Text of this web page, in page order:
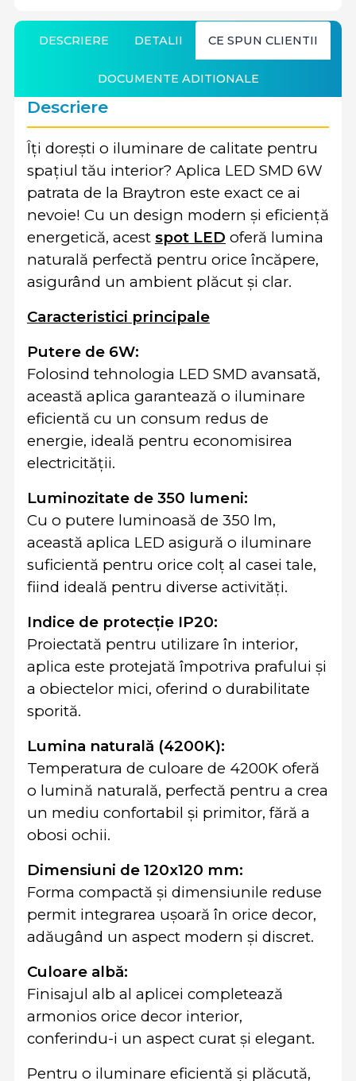
DESCRIERE DETALII CE SPUN CLIENTII
DOCUMENTE ADITIONALE
Descriere
Îți dorești o iluminare de calitate pentru
spațiul tău interior? Aplica LED SMD 6W
patrata de la Braytron este exact ce ai
nevoie! Cu un design modern și eficiență
energetică, acest spot LED oferă lumina
naturală perfectă pentru orice încăpere,
asigurând un ambient plăcut și clar.
Caracteristici principale
Putere de 6W:
Folosind tehnologia LED SMD avansată,
această aplica garantează o iluminare
eficientă cu un consum redus de
energie, ideală pentru economisirea
electricității.
Luminozitate de 350 lumeni:
Cu o putere luminoasă de 350 lm,
această aplica LED asigură o iluminare
suficientă pentru orice colț al casei tale,
fiind ideală pentru diverse activități.
Indice de protecție IP20:
Proiectată pentru utilizare în interior,
aplica este protejată împotriva prafului și
a obiectelor mici, oferind o durabilitate
sporită.
Lumina naturală (4200K):
Temperatura de culoare de 4200K oferă
o lumină naturală, perfectă pentru a crea
un mediu confortabil și primitor, fără a
obosi ochii.
Dimensiuni de 120x120 mm:
Forma compactă și dimensiunile reduse
permit integrarea ușoară în orice decor,
adăugând un aspect modern și discret.
Culoare albă:
Finisajul alb al aplicei completează
armonios orice decor interior,
conferindu-i un aspect curat și elegant.
Pentru o iluminare eficientă și plăcută,